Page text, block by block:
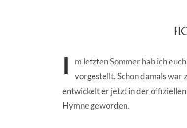
I
m letzten Sommer hab ich
vorgestellt. Schon damals war
entwickelt er jetzt in der offiziellen
Hymne geworden.